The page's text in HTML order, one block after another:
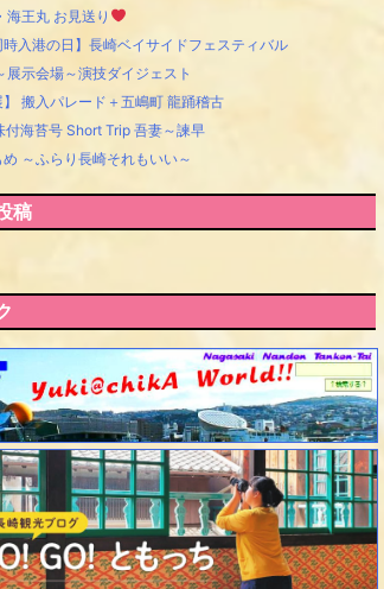
海王丸 お見送り
時入港の日】長崎ベイサイドフェスティバル
展示会場～演技ダイジェスト
】 搬入パレード＋五嶋町 龍踊稽古
付海苔号 Short Trip 吾妻～諫早
～ふらり長崎それもいい～
稿